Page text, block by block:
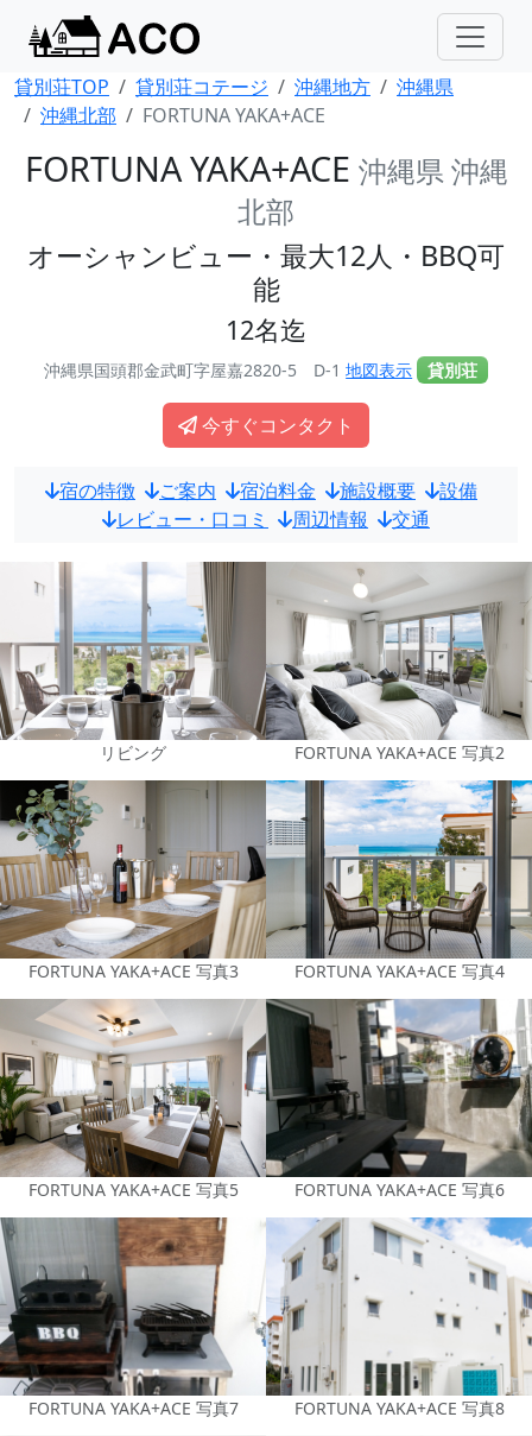
貸別荘TOP 貸別荘コテージ 沖縄地方
沖縄県
沖縄北部
FORTUNA YAKA+ACE
FORTUNA YAKA+ACE 沖縄県 沖縄
北部
オーシャンビュー・最大12人・BBQ可
能
12名迄
沖縄県国頭郡金武町字屋嘉2820-5 D-1地図表示 貸別荘
今すぐコンタクト
宿の特徴 ご案内 宿泊料金 施設概要
設備
レビュー・口コミ
周辺情報 交通
リビング FORTUNA YAKA+ACE 写真2
FORTUNA YAKA+ACE 写真3 FORTUNA YAKA+ACE 写真4
FORTUNA YAKA+ACE 写真5 FORTUNA YAKA+ACE 写真6
FORTUNA YAKA+ACE 写真7 FORTUNA YAKA+ACE 写真8